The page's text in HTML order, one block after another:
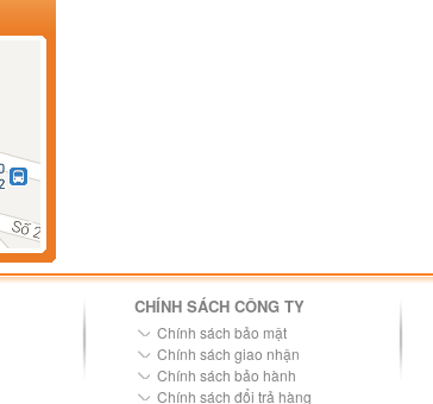
CHÍNH SÁCH CÔNG TY
Chính sách bảo mật
Chính sách giao nhận
Chính sách bảo hành
Chính sách đổi trả hàng